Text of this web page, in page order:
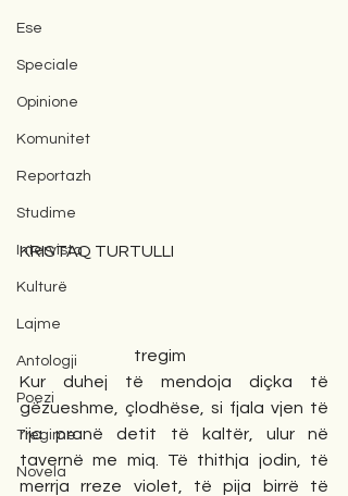
Ese
Speciale
Opinione
Komunitet
Reportazh
Studime
Intervista
Kulturë
Lajme
Antologji
Poezi
Tregime
Novela
KRISTAQ TURTULLI
                                   tregim
Kur duhej të mendoja diçka të
gëzueshme, çlodhëse, si fjala vjen të
rija pranë detit të kaltër, ulur në
tavernë me miq. Të thithja jodin, të
merrja rreze violet, të pija birrë të